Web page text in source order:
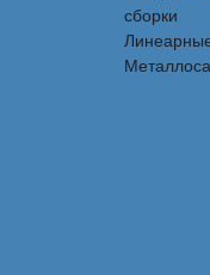
сборки